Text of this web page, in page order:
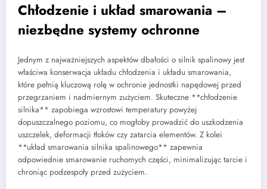
Chłodzenie i układ smarowania –
niezbędne systemy ochronne
Jednym z najważniejszych aspektów dbałości o silnik spalinowy jest
właściwa konserwacja układu chłodzenia i układu smarowania,
które pełnią kluczową rolę w ochronie jednostki napędowej przed
przegrzaniem i nadmiernym zużyciem. Skuteczne **chłodzenie
silnika** zapobiega wzrostowi temperatury powyżej
dopuszczalnego poziomu, co mogłoby prowadzić do uszkodzenia
uszczelek, deformacji tłoków czy zatarcia elementów. Z kolei
**układ smarowania silnika spalinowego** zapewnia
odpowiednie smarowanie ruchomych części, minimalizując tarcie i
chroniąc podzespoły przed zużyciem.